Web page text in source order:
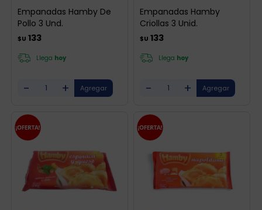
Empanadas Hamby De
Pollo 3 Und.
$U 133
Llega hoy
- +
Empanadas Hamby
Criollas 3 Unid.
$U 133
Llega hoy
- +